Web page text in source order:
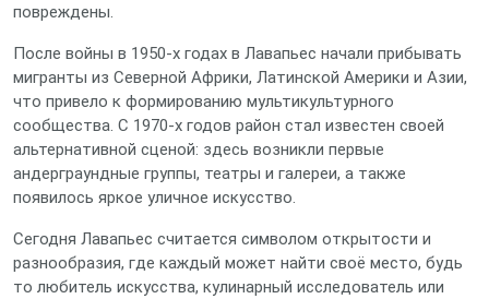
повреждены.
После войны в 1950‑х годах в Лавапьес начали прибывать
мигранты из Северной Африки, Латинской Америки и Азии,
что привело к формированию мультикультурного
сообщества. С 1970‑х годов район стал известен своей
альтернативной сценой: здесь возникли первые
андерграундные группы, театры и галереи, а также
появилось яркое уличное искусство.
Сегодня Лавапьес считается символом открытости и
разнообразия, где каждый может найти своё место, будь
то любитель искусства, кулинарный исследователь или